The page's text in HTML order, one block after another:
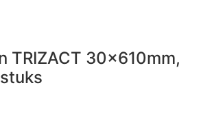
TRIZACT 30x610mm,